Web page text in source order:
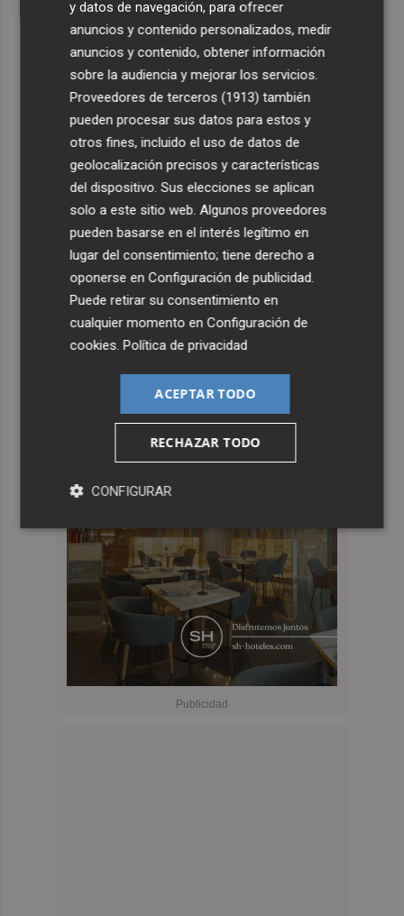
y datos de navegación, para ofrecer
anuncios y contenido personalizados, medir
anuncios y contenido, obtener información
sobre la audiencia y mejorar los servicios.
Proveedores de terceros (1913) también
pueden procesar sus datos para estos y
otros fines, incluido el uso de datos de
geolocalización precisos y características
del dispositivo. Sus elecciones se aplican
solo a este sitio web. Algunos proveedores
pueden basarse en el interés legítimo en
lugar del consentimiento; tiene derecho a
oponerse enConfiguración de publicidad
Puede retirar su consentimiento en
cualquier momento enConfiguración de
cookies .Política de privacidad
ACEPTAR TODO
RECHAZAR TODO
CONFIGURAR